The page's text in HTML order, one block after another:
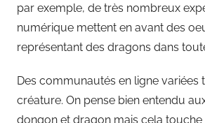
par exemple, de très nombreux
numérique mettent en avant des
représentant des dragons dans
Des communautés en ligne variées
créature. On pense bien entendu
dongon et dragon mais cela touche